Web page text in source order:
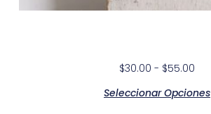
$30.00 - $55.00
Seleccionar Opciones